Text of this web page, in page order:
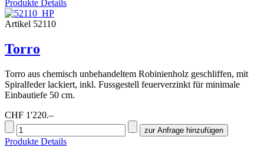
Produkte Details
Artikel 52110
Torro
Torro aus chemisch unbehandeltem Robinienholz geschliffen, mit
Spiralfeder lackiert, inkl. Fussgestell feuerverzinkt für minimale
Einbautiefe 50 cm.
CHF 1'220.–
Produkte Details